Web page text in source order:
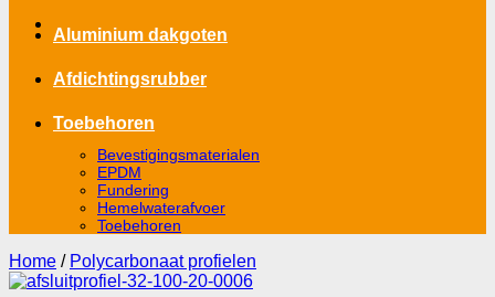
Aluminium dakgoten
Afdichtingsrubber
Toebehoren
Bevestigingsmaterialen
EPDM
Fundering
Hemelwaterafvoer
Toebehoren
Home / Polycarbonaat profielen